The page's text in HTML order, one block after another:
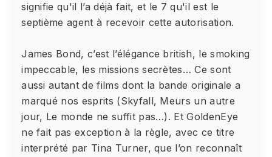
signifie qu'il l’a déjà fait, et le 7 qu'il est le
septième agent à recevoir cette autorisation.
James Bond, c’est l’élégance british, le smoking
impeccable, les missions secrètes… Ce sont
aussi autant de films dont la bande originale a
marqué nos esprits (Skyfall, Meurs un autre
jour, Le monde ne suffit pas…). Et GoldenEye
ne fait pas exception à la règle, avec ce titre
interprété par Tina Turner, que l’on reconnaît